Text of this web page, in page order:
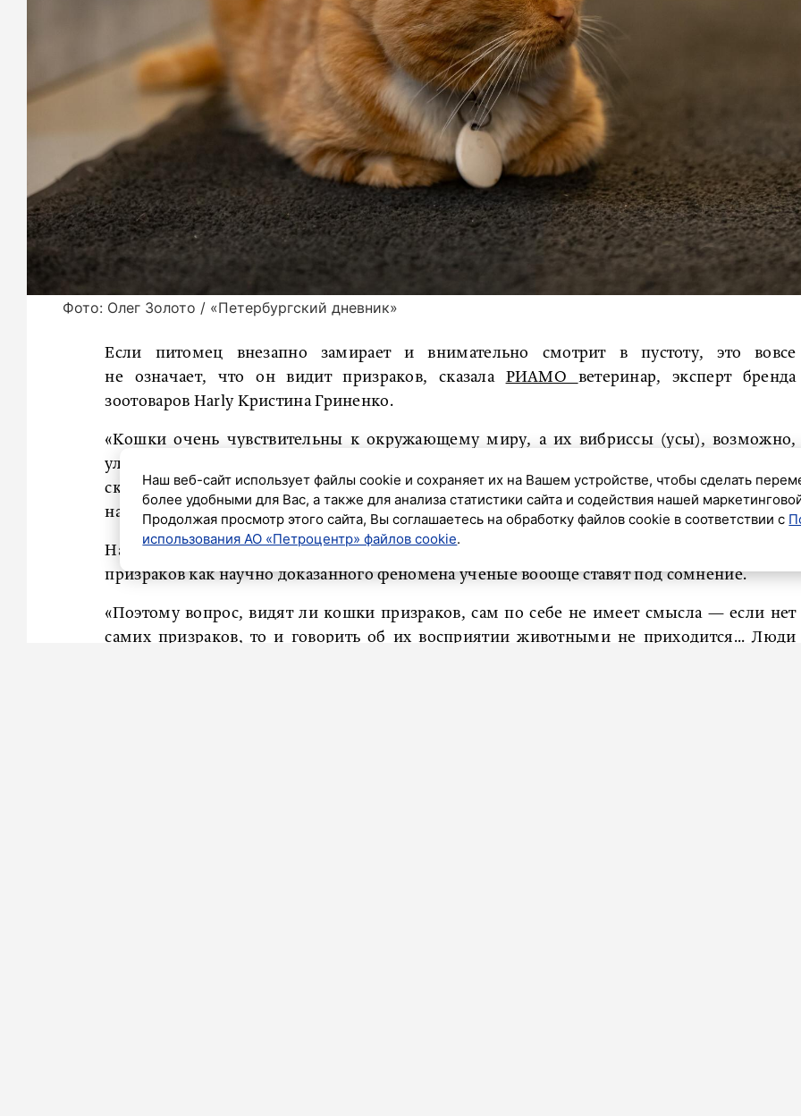
Фото: Олег Золото / «Петербургский дневник»
Если питомец внезапно замирает и внимательно смотрит в пустоту, это вовсе
не означает, что он видит призраков, сказала РИАМО ветеринар, эксперт бренда
зоотоваров Harly Кристина Гриненко.
«Кошки очень чувствительны к окружающему миру, а их вибриссы (усы), возможно,
улавливают колебания, недоступные человеку. Они иногда ведут себя так, что даже
скептики начинают сомневаться в логике... Кажется, будто питомец реагирует
на невидимые сущности», — сказала Гриненко.
Наука не подтверждает, что кошки видят призраков. Более того, само существование
призраков как научно доказанного феномена ученые вообще ставят под сомнение.
«Поэтому вопрос, видят ли кошки призраков, сам по себе не имеет смысла — если нет
самих призраков, то и говорить об их восприятии животными не приходится... Люди
Наш веб-сайт использует файлы cookie и сохраняет их на Вашем устройстве, чтобы сделать
более удобными для Вас, а также для анализа статистики сайта и содействия нашей
Продолжая просмотр этого сайта, Вы соглашаетесь на обработку файлов cookie в соответствии с
использования АО «Петроцентр» файлов cookie.